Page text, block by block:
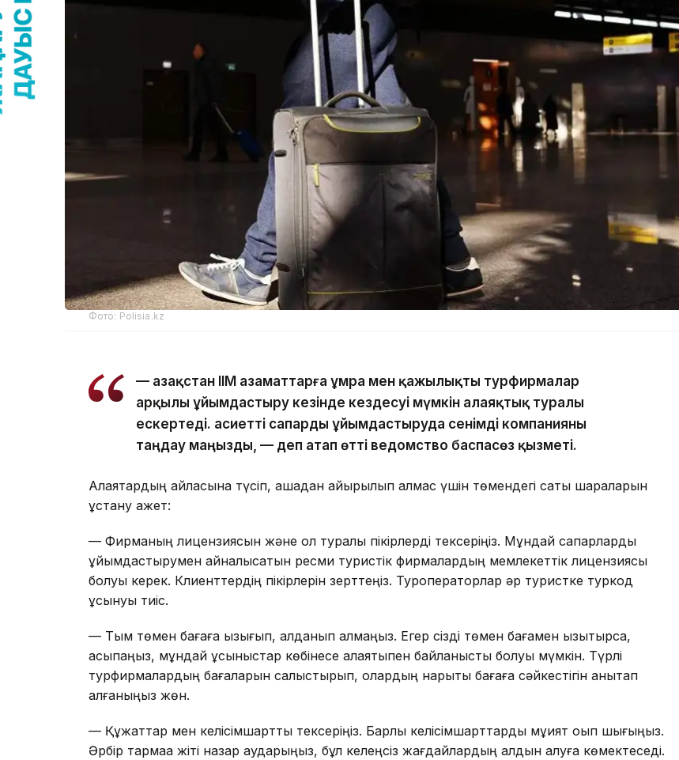
Фото: Polisia.kz
— Қазақстан ІІМ азаматтарға ұмра мен қажылықты турфирмалар
арқылы ұйымдастыру кезінде кездесуі мүмкін алаяқтық туралы
ескертеді. Қасиетті сапарды ұйымдастыруда сенімді компанияны
таңдау маңызды, — деп атап өтті ведомство баспасөз қызметі.
Алаяқтардың айласына түсіп, ақшадан айырылып қалмас үшін төмендегі сақтық шараларын
ұстану қажет:
— Фирманың лицензиясын және ол туралы пікірлерді тексеріңіз. Мұндай сапарларды
ұйымдастырумен айналысатын ресми туристік фирмалардың мемлекеттік лицензиясы
болуы керек. Клиенттердің пікірлерін зерттеңіз. Туроператорлар әр туристке туркод
ұсынуы тиіс.
— Тым төмен бағаға қызығып, алданып қалмаңыз. Егер сізді төмен бағамен қызықтырса,
асықпаңыз, мұндай ұсыныстар көбінесе алаяқтықпен байланысты болуы мүмкін. Түрлі
турфирмалардың бағаларын салыстырып, олардың нарықтық бағаға сәйкестігін анықтап
алғаныңыз жөн.
— Құжаттар мен келісімшартты тексеріңіз. Барлық келісімшарттарды мұқият оқып шығыңыз.
Әрбір тармаққа жіті назар аударыңыз, бұл келеңсіз жағдайлардың алдын алуға көмектеседі.